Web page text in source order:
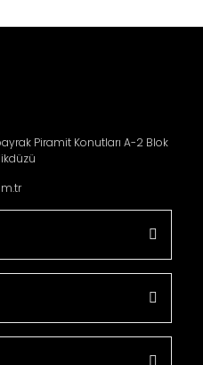
Piramit Konutları A-2 Blok